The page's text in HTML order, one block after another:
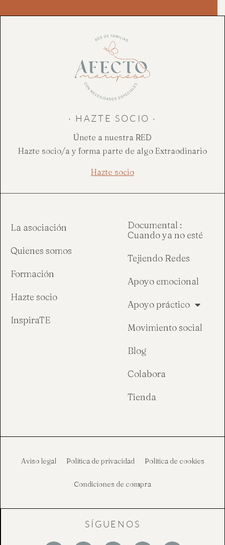
· HAZTE SOCIO ·
Únete a nuestra RED
Hazte socio/a y forma parte de algo Extraodinario
Hazte socio
La asociación
Quienes somos
Formación
Hazte socio
InspiraTE
Documental :
Cuando ya no esté
Tejiendo Redes
Apoyo emocional
Apoyo práctico
Movimiento social
Blog
Colabora
Tienda
Aviso legal Política de privacidad Política de cookies
Condiciones de compra
SÍGUENOS